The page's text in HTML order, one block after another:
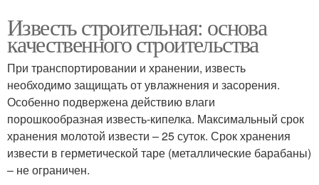
Известь строительная: основа
качественного строительства
При транспортировании и хранении, известь
необходимо защищать от увлажнения и засорения.
Особенно подвержена действию влаги
порошкообразная известь-кипелка. Максимальный срок
хранения молотой извести – 25 суток. Срок хранения
извести в герметической таре (металлические барабаны)
– не ограничен.